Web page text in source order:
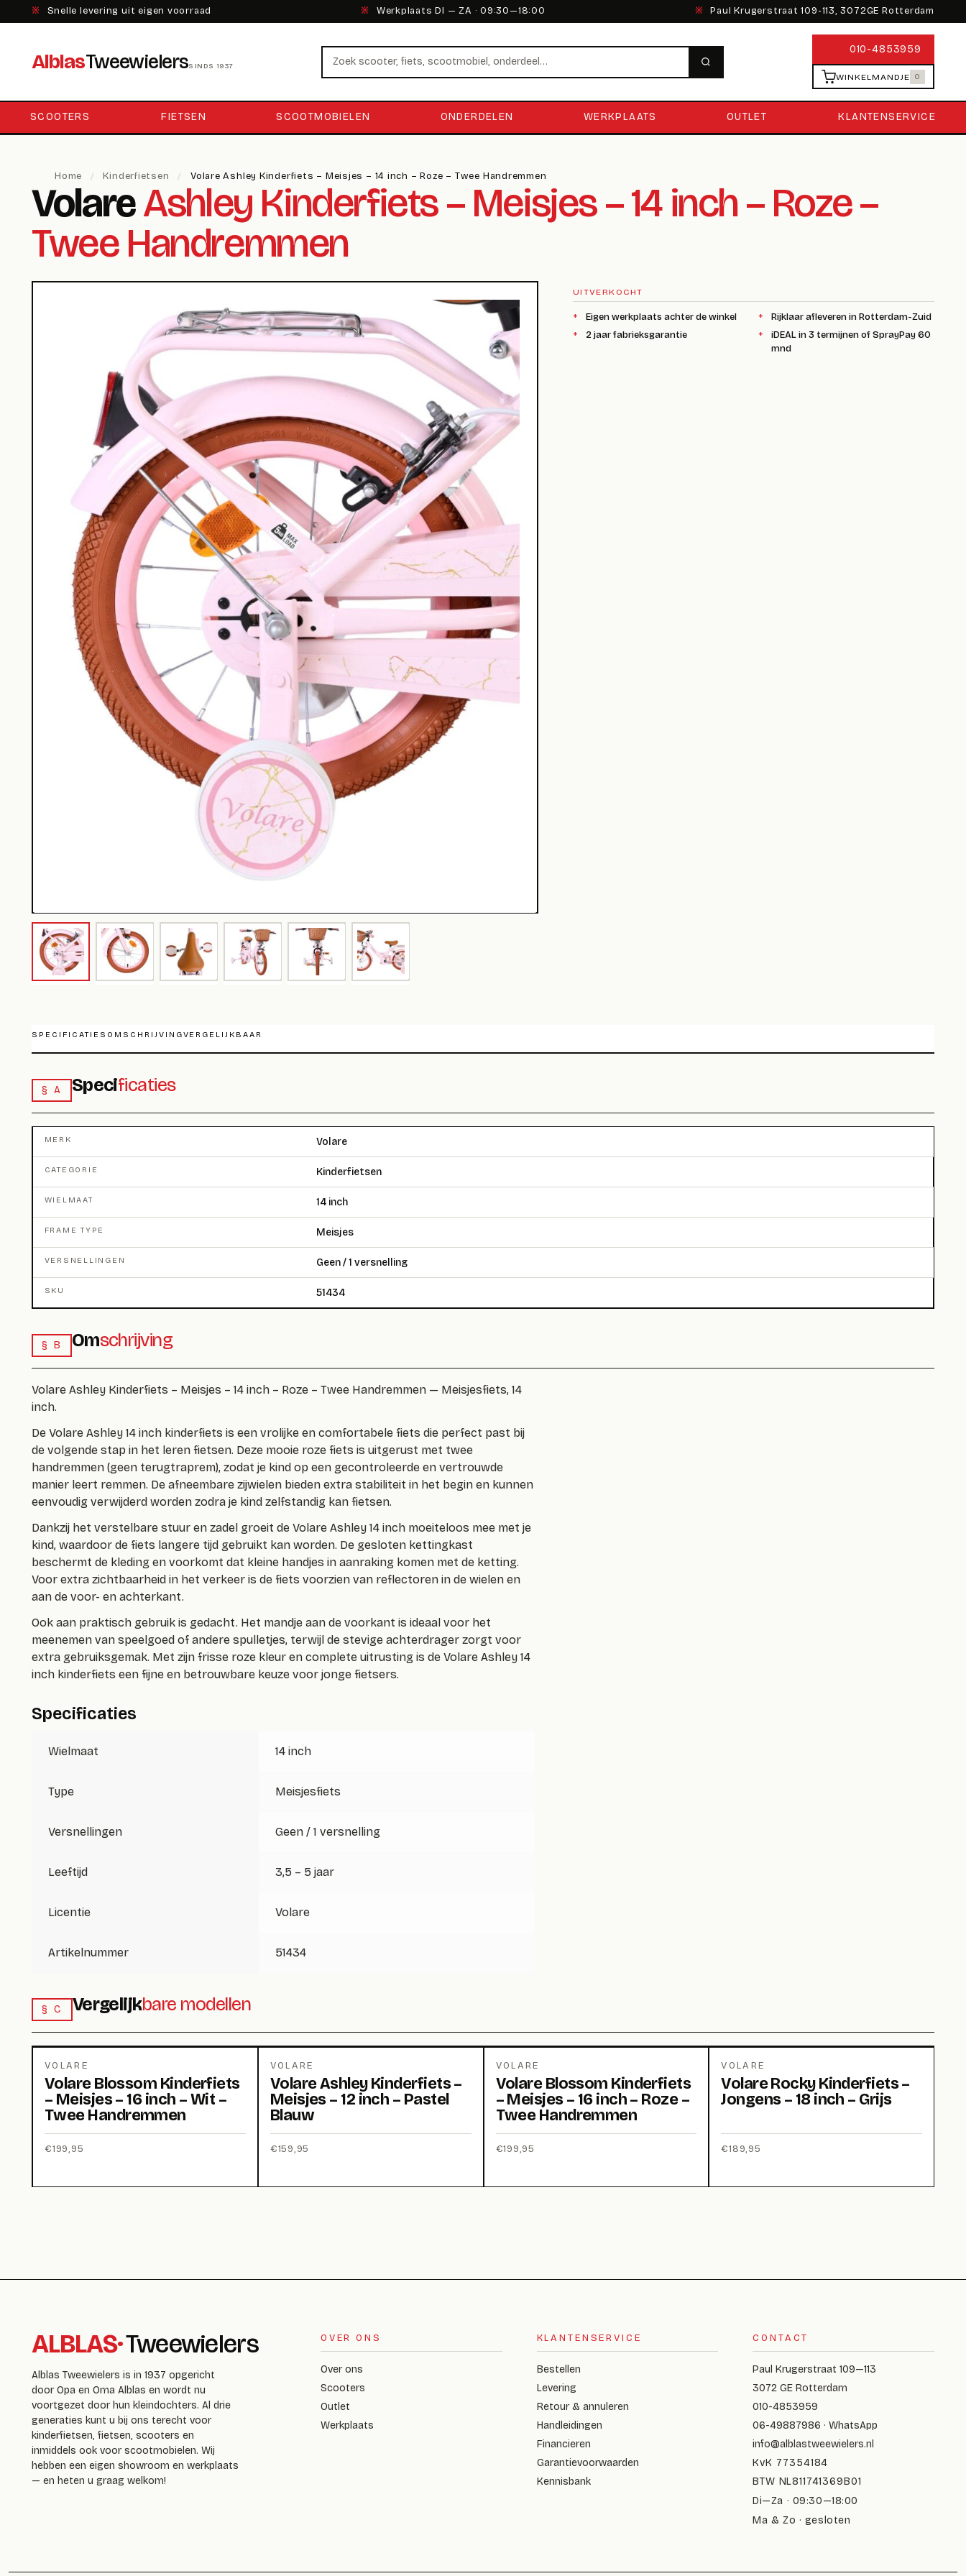
※ Snelle levering uit eigen voorraad ※ Werkplaats DI — ZA · 09:30—18:00 ※ Paul Krugerstraat 109-113, 3072GE Rotterdam
AlblasTweewielersSINDS 1937
Zoeken 010-4853959
WINKELMANDJE 0
SCOOTERS FIETSEN SCOOTMOBIELEN ONDERDELEN WERKPLAATS OUTLET KLANTENSERVICE
Home / Kinderfietsen / Volare Ashley Kinderfiets – Meisjes – 14 inch – Roze – Twee Handremmen
VolareAshley Kinderfiets – Meisjes – 14 inch – Roze –
Twee Handremmen
UITVERKOCHT
Eigen werkplaats achter de winkel
Rijklaar afleveren in Rotterdam-Zuid
2 jaar fabrieksgarantie
iDEAL in 3 termijnen of SprayPay 60
mnd
SPECIFICATIES OMSCHRIJVINGVERGELIJKBAAR
§ A Specificaties
MERK Volare
CATEGORIE Kinderfietsen
WIELMAAT 14 inch
FRAME TYPE Meisjes
VERSNELLINGEN Geen / 1 versnelling
SKU 51434
§ B Omschrijving
Volare Ashley Kinderfiets – Meisjes – 14 inch – Roze – Twee Handremmen — Meisjesfiets, 14
inch.
De Volare Ashley 14 inch kinderfiets is een vrolijke en comfortabele fiets die perfect past bij
de volgende stap in het leren fietsen. Deze mooie roze fiets is uitgerust met twee
handremmen (geen terugtraprem), zodat je kind op een gecontroleerde en vertrouwde
manier leert remmen. De afneembare zijwielen bieden extra stabiliteit in het begin en kunnen
eenvoudig verwijderd worden zodra je kind zelfstandig kan fietsen.
Dankzij het verstelbare stuur en zadel groeit de Volare Ashley 14 inch moeiteloos mee met je
kind, waardoor de fiets langere tijd gebruikt kan worden. De gesloten kettingkast
beschermt de kleding en voorkomt dat kleine handjes in aanraking komen met de ketting.
Voor extra zichtbaarheid in het verkeer is de fiets voorzien van reflectoren in de wielen en
aan de voor- en achterkant.
Ook aan praktisch gebruik is gedacht. Het mandje aan de voorkant is ideaal voor het
meenemen van speelgoed of andere spulletjes, terwijl de stevige achterdrager zorgt voor
extra gebruiksgemak. Met zijn frisse roze kleur en complete uitrusting is de Volare Ashley 14
inch kinderfiets een fijne en betrouwbare keuze voor jonge fietsers.
Specificaties
Wielmaat 14 inch
Type Meisjesfiets
Versnellingen Geen / 1 versnelling
Leeftijd 3,5 – 5 jaar
Licentie Volare
Artikelnummer 51434
§ C Vergelijkbare modellen
VOLARE
Volare Blossom Kinderfiets
– Meisjes – 16 inch – Wit –
Twee Handremmen
€199,95
VOLARE
Volare Ashley Kinderfiets –
Meisjes – 12 inch – Pastel
Blauw
€159,95
VOLARE
Volare Blossom Kinderfiets
– Meisjes – 16 inch – Roze –
Twee Handremmen
€199,95
VOLARE
Volare Rocky Kinderfiets –
Jongens – 18 inch – Grijs
€189,95
ALBLAS·Tweewielers
Alblas Tweewielers is in 1937 opgericht
door Opa en Oma Alblas en wordt nu
voortgezet door hun kleindochters. Al drie
generaties kunt u bij ons terecht voor
kinderfietsen, fietsen, scooters en
inmiddels ook voor scootmobielen. Wij
hebben een eigen showroom en werkplaats
— en heten u graag welkom!
OVER ONS
Over ons
Scooters
Outlet
Werkplaats
KLANTENSERVICE
Bestellen
Levering
Retour & annuleren
Handleidingen
Financieren
Garantievoorwaarden
Kennisbank
CONTACT
Paul Krugerstraat 109—113
3072 GE Rotterdam
010-4853959
06-49887986 · WhatsApp
info@alblastweewielers.nl
KvK 77354184
BTW NL811741369B01
Di—Za · 09:30—18:00
Ma & Zo · gesloten